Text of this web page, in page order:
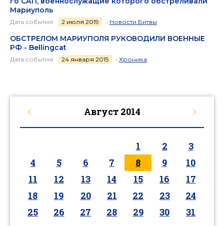
Мариуполь
Дата события: 2 июля 2019 • Новости Битвы
ОБСТРЕЛОМ МАРИУПОЛЯ РУКОВОДИЛИ ВОЕННЫЕ
РФ - Bellingcat
Дата события: 24 января 2015 • Хроника
Август 2014
1 2
3
4
5 6 7 8 9
10
11
12 13 14 15 16
17
18
19 20 21 22 23
24
25
26 27 28 29 30 31